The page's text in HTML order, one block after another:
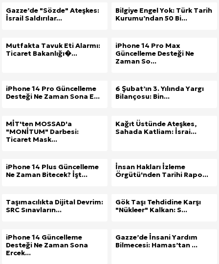
Gazze’de "Sözde" Ateşkes:
İsrail Saldırılar...
Bilgiye Engel Yok: Türk Tarih
Kurumu’ndan 50 Bi...
Mutfakta Tavuk Eti Alarmı:
Ticaret Bakanlığı�...
iPhone 14 Pro Max
Güncelleme Desteği Ne
Zaman So...
iPhone 14 Pro Güncelleme
Desteği Ne Zaman Sona E...
6 Şubat’ın 3. Yılında Yargı
Bilançosu: Bin...
MİT'ten MOSSAD'a
"MONİTUM" Darbesi:
Ticaret Mask...
Kağıt Üstünde Ateşkes,
Sahada Katliam: İsrai...
iPhone 14 Plus Güncelleme
Ne Zaman Bitecek? İşt...
İnsan Hakları İzleme
Örgütü'nden Tarihi Rapo...
Taşımacılıkta Dijital Devrim:
SRC Sınavların...
Gök Taşı Tehdidine Karşı
"Nükleer" Kalkan: S...
iPhone 14 Güncelleme
Desteği Ne Zaman Sona
Ercek...
Gazze’de İnsani Yardım
Bilmecesi: Hamas’tan ...